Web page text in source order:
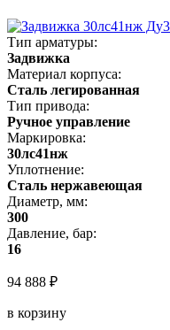
Тип арматуры:
Задвижка
Материал корпуса:
Сталь легированная
Тип привода:
Ручное управление
Маркировка:
30лс41нж
Уплотнение:
Сталь нержавеющая
Диаметр, мм:
300
Давление, бар:
16
94 888 ₽
в корзину